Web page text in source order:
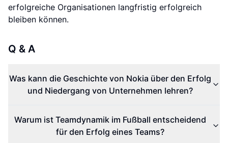
erfolgreiche Organisationen langfristig erfolgreich
bleiben können.
Q & A
Was kann die Geschichte von Nokia über den Erfolg
und Niedergang von Unternehmen lehren?
Warum ist Teamdynamik im Fußball entscheidend
für den Erfolg eines Teams?